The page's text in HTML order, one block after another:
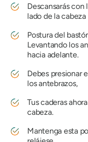
Descansarás con
lado de la
Postura del
Levantando los
hacia adelante.
Debes presionar
los antebrazos,
Tus caderas
cabeza.
Mantenga esta